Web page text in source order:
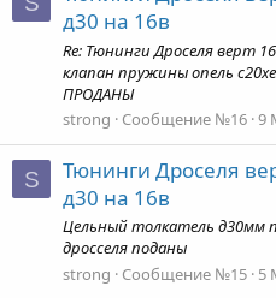
д30 на 16в
Re: Тюнинги Дроселя верт
клапан пружины опель
ПРОДАНЫ
strong
Сообщение №16 9
S
Тюнинги Дроселя
д30 на 16в
Цельный толкатель д30мм
дросселя поданы
strong
Сообщение №15 5